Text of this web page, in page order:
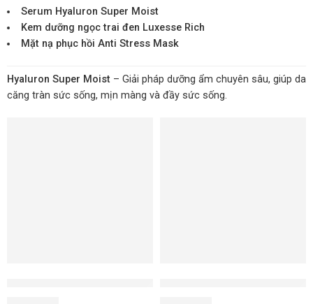
Serum Hyaluron Super Moist
Kem dưỡng ngọc trai đen Luxesse Rich
Mặt nạ phục hồi Anti Stress Mask
Hyaluron Super Moist – Giải pháp dưỡng ẩm chuyên sâu, giúp da
căng tràn sức sống, mịn màng và đầy sức sống.